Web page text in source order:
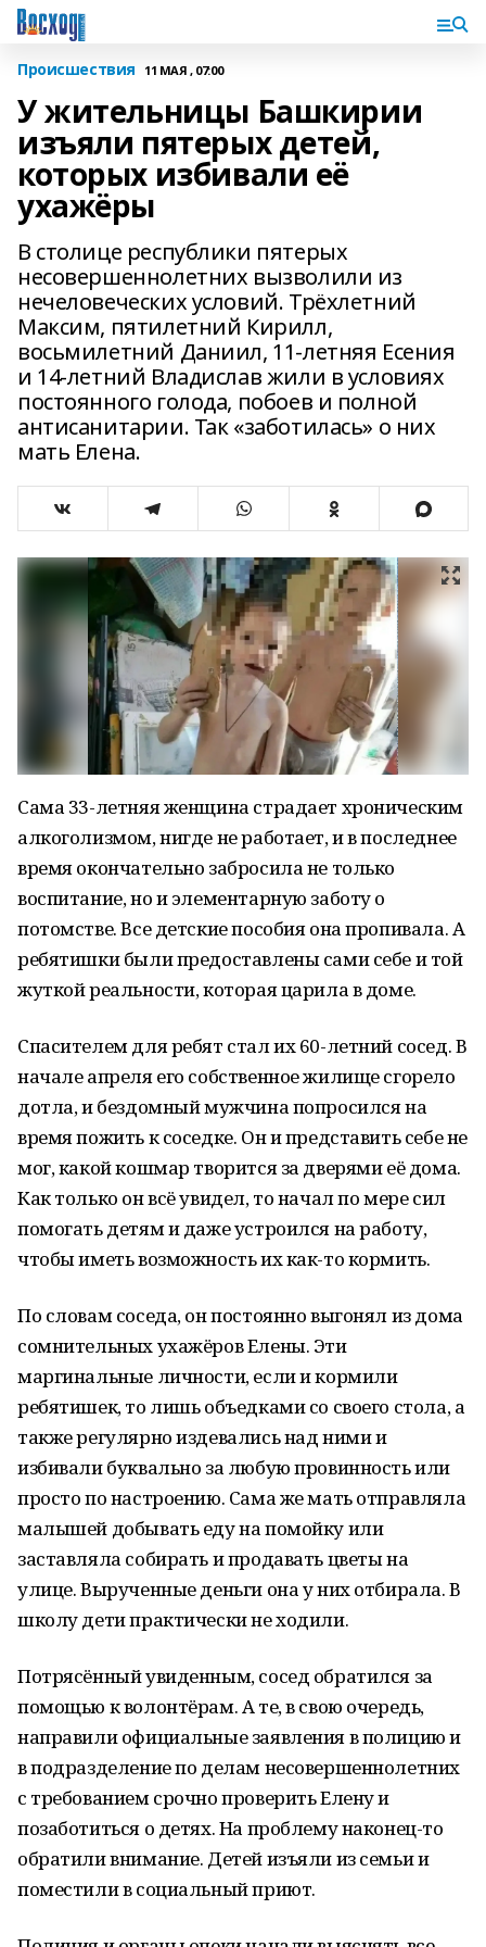
Происшествия 11 МАЯ , 07:00
У жительницы Башкирии
изъяли пятерых детей,
которых избивали её
ухажёры
В столице республики пятерых
несовершеннолетних вызволили из
нечеловеческих условий. Трёхлетний
Максим, пятилетний Кирилл,
восьмилетний Даниил, 11-летняя Есения
и 14-летний Владислав жили в условиях
постоянного голода, побоев и полной
антисанитарии. Так «заботилась» о них
мать Елена.
Сама 33-летняя женщина страдает хроническим
алкоголизмом, нигде не работает, и в последнее
время окончательно забросила не только
воспитание, но и элементарную заботу о
потомстве. Все детские пособия она пропивала. А
ребятишки были предоставлены сами себе и той
жуткой реальности, которая царила в доме.
Спасителем для ребят стал их 60-летний сосед. В
начале апреля его собственное жилище сгорело
дотла, и бездомный мужчина попросился на
время пожить к соседке. Он и представить себе не
мог, какой кошмар творится за дверями её дома.
Как только он всё увидел, то начал по мере сил
помогать детям и даже устроился на работу,
чтобы иметь возможность их как-то кормить.
По словам соседа, он постоянно выгонял из дома
сомнительных ухажёров Елены. Эти
маргинальные личности, если и кормили
ребятишек, то лишь объедками со своего стола, а
также регулярно издевались над ними и
избивали буквально за любую провинность или
просто по настроению. Сама же мать отправляла
малышей добывать еду на помойку или
заставляла собирать и продавать цветы на
улице. Вырученные деньги она у них отбирала. В
школу дети практически не ходили.
Потрясённый увиденным, сосед обратился за
помощью к волонтёрам. А те, в свою очередь,
направили официальные заявления в полицию и
в подразделение по делам несовершеннолетних
с требованием срочно проверить Елену и
позаботиться о детях. На проблему наконец-то
обратили внимание. Детей изъяли из семьи и
поместили в социальный приют.